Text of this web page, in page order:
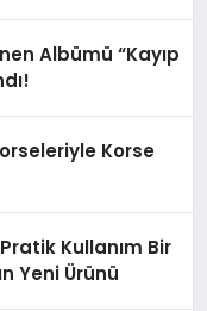
Albümü “Kayıp
Korse
Kullanım Bir
Yeni Ürünü